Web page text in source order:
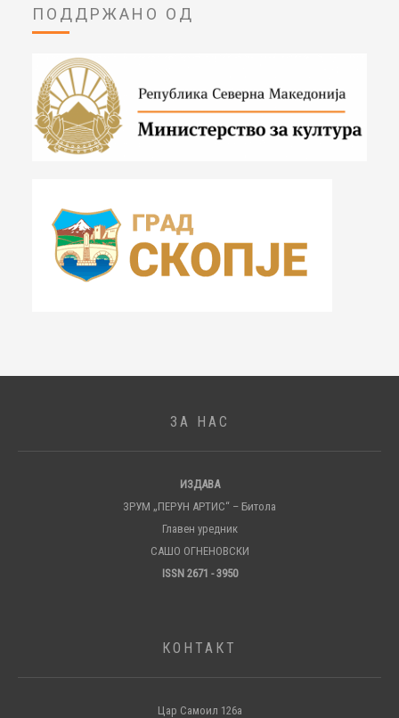
ПОДДРЖАНО ОД
ЗА НАС
ИЗДАВА
ЗРУМ „ПЕРУН АРТИС“ – Битола
Главен уредник
САШО ОГНЕНОВСКИ
ISSN 2671 - 3950
КОНТАКТ
Цар Самоил 126а